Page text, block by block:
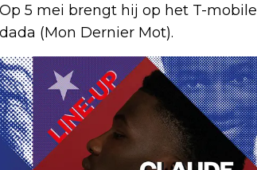
5 mei brengt hij op het T-mobile
(Mon Dernier Mot).